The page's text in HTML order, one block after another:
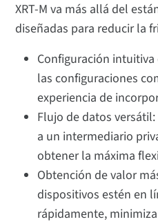
XRT-M va más allá del
diseñadas para reducir la
Configuración
las configuraciones
experiencia de
Flujo de datos
a un intermediario
obtener la máxima
Obtención de valor
dispositivos estén en
rápidamente,